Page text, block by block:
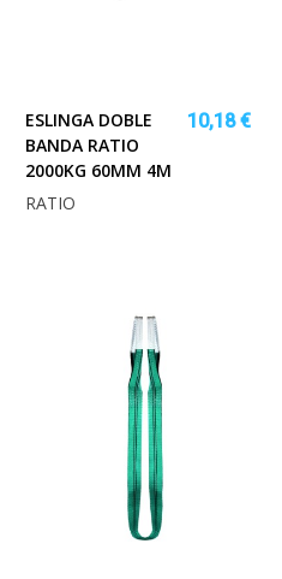
ESLINGA DOBLE
BANDA RATIO
2000KG 60MM 4M
10,18 €
RATIO